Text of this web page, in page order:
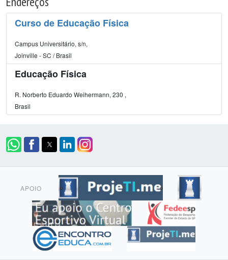
Curso de Educação Física
Campus Universitário, s/n,
Joinville - SC / Brasil
Educação Física
R. Norberto Eduardo Weihermann, 230 ,
Brasil
APOIO